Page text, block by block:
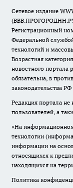
Сетевое издание
Регистрационный
Федеральной
технологий и
Возрастная
новостного портала
обязательна, в
законодательства
Редакция портала не
пользователей, а
«На
технологии
информации на
относящихся к
находящихся на
Политика